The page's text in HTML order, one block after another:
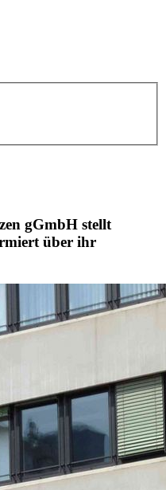
gGmbH stellt
über ihr